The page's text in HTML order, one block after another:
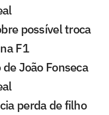
possível troca
F1
João Fonseca
perda de filho